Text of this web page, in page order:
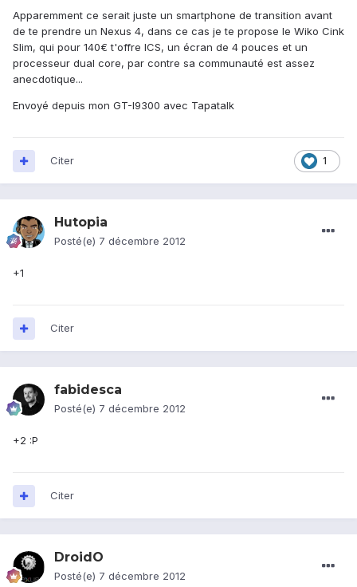
Apparemment ce serait juste un smartphone de transition avant
de te prendre un Nexus 4, dans ce cas je te propose le Wiko Cink
Slim, qui pour 140€ t'offre ICS, un écran de 4 pouces et un
processeur dual core, par contre sa communauté est assez
anecdotique...
Envoyé depuis mon GT-I9300 avec Tapatalk
1
Citer
Hutopia
Posté(e) 7 décembre 2012
+1
Citer
fabidesca
Posté(e) 7 décembre 2012
+2 :P
Citer
DroidO
Posté(e) 7 décembre 2012